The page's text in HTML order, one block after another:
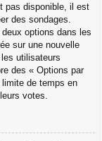
pas disponible, il est
des sondages.
options dans les
sur une nouvelle
les utilisateurs
des « Options par
de temps en
votes.